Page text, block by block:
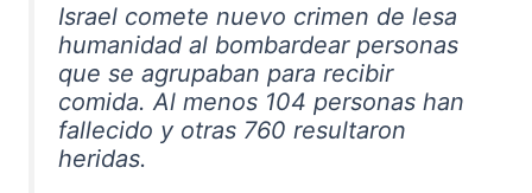
Israel comete nuevo crimen de lesa
humanidad al bombardear personas
que se agrupaban para recibir
comida. Al menos 104 personas han
fallecido y otras 760 resultaron
heridas.